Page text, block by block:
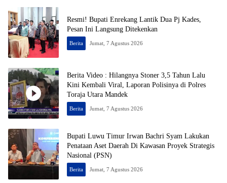
Resmi! Bupati Enrekang Lantik Dua Pj Kades,
Pesan Ini Langsung Ditekenkan
Berita Jumat, 7 Agustus 2026
Berita Video : Hilangnya Stoner 3,5 Tahun Lalu
Kini Kembali Viral, Laporan Polisinya di Polres
Toraja Utara Mandek
Berita Jumat, 7 Agustus 2026
Bupati Luwu Timur Irwan Bachri Syam Lakukan
Penataan Aset Daerah Di Kawasan Proyek Strategis
Nasional (PSN)
Berita Jumat, 7 Agustus 2026